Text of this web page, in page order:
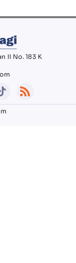
II No. 183 K